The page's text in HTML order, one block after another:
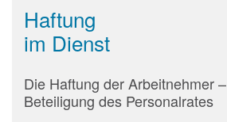
Haftung
im Dienst
Die Haftung der Arbeitnehmer –
Beteiligung des Personalrates